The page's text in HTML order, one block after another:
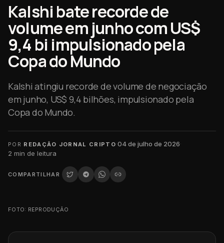
Kalshi bate recorde de
volume em junho com US$
9,4 bi impulsionado pela
Copa do Mundo
Kalshi atingiu recorde de volume de negociação
em junho, US$ 9,4 bilhões, impulsionado pela
Copa do Mundo.
POR REDAÇÃO JORNAL CRIPTO·04 de julho de 2026·
2 min de leitura
COMPARTILHAR
FOTO: REPRODUÇÃO